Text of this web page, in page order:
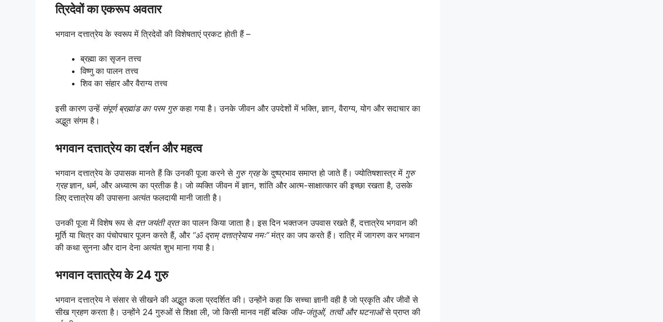
त्रिदेवों का एकरूप अवतार
भगवान दत्तात्रेय के स्वरूप में त्रिदेवों की विशेषताएं प्रकट होती हैं –
ब्रह्मा का सृजन तत्त्व
विष्णु का पालन तत्त्व
शिव का संहार और वैराग्य तत्त्व
इसी कारण उन्हें संपूर्ण ब्रह्मांड का परम गुरुकहा गया है। उनके जीवन और उपदेशों में भक्ति, ज्ञान, वैराग्य, योग और सदाचार का
अद्भुत संगम है।
भगवान दत्तात्रेय का दर्शन और महत्व
भगवान दत्तात्रेय के उपासक मानते हैं कि उनकी पूजा करने से गुरु ग्रहके दुष्प्रभाव समाप्त हो जाते हैं। ज्योतिषशास्त्र में गुरु
ग्रहज्ञान, धर्म, और अध्यात्म का प्रतीक है। जो व्यक्ति जीवन में ज्ञान, शांति और आत्म-साक्षात्कार की इच्छा रखता है, उसके
लिए दत्तात्रेय की उपासना अत्यंत फलदायी मानी जाती है।
उनकी पूजा में विशेष रूप से दत्त जयंती व्रतका पालन किया जाता है। इस दिन भक्तजन उपवास रखते हैं, दत्तात्रेय भगवान की
मूर्ति या चित्र का पंचोपचार पूजन करते हैं, और “ॐ द्राम् दत्तात्रेयाय नमः”मंत्र का जप करते हैं। रात्रि में जागरण कर भगवान
की कथा सुनना और दान देना अत्यंत शुभ माना गया है।
भगवान दत्तात्रेय के 24 गुरु
भगवान दत्तात्रेय ने संसार से सीखने की अद्भुत कला प्रदर्शित की। उन्होंने कहा कि सच्चा ज्ञानी वही है जो प्रकृति और जीवों से
सीख ग्रहण करता है। उन्होंने 24 गुरुओं से शिक्षा ली, जो किसी मानव नहीं बल्कि जीव-जंतुओं, तत्वों और घटनाओंसे प्राप्त की